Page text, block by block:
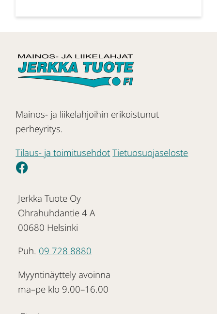
Mainos- ja liikelahjoihin erikoistunut
perheyritys.
Tilaus- ja toimitusehdot Tietuosuojaseloste
Jerkka Tuote Oy
Ohrahuhdantie 4 A
00680 Helsinki
Puh. 09 728 8880
Myyntinäyttely avoinna
ma–pe klo 9.00–16.00